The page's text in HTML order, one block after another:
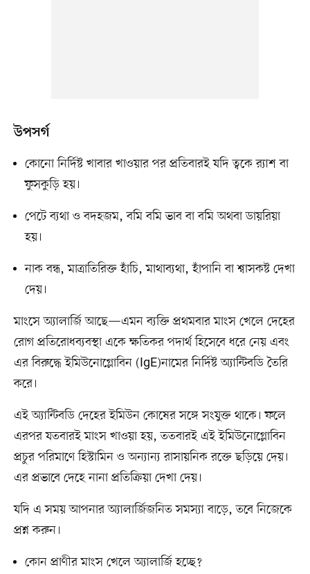
উপসর্গ
কোনো নির্দিষ্ট খাবার খাওয়ার পর প্রতিবারই যদি ত্বকে র‌্যাশ বা
ফুসকুড়ি হয়।
পেটে ব্যথা ও বদহজম, বমি বমি ভাব বা বমি অথবা ডায়রিয়া
হয়।
নাক বন্ধ, মাত্রাতিরিক্ত হাঁচি, মাথাব্যথা, হাঁপানি বা শ্বাসকষ্ট দেখা
দেয়।
মাংসে অ্যালার্জি আছে—এমন ব্যক্তি প্রথমবার মাংস খেলে দেহের
রোগ প্রতিরোধব্যবস্থা একে ক্ষতিকর পদার্থ হিসেবে ধরে নেয় এবং
এর বিরুদ্ধে ইমিউনোগ্লোবিন (IgE)নামের নির্দিষ্ট অ্যান্টিবডি তৈরি
করে।
এই অ্যান্টিবডি দেহের ইমিউন কোষের সঙ্গে সংযুক্ত থাকে। ফলে
এরপর যতবারই মাংস খাওয়া হয়, ততবারই এই ইমিউনোগ্লোবিন
প্রচুর পরিমাণে হিস্টামিন ও অন্যান্য রাসায়নিক রক্তে ছড়িয়ে দেয়।
এর প্রভাবে দেহে নানা প্রতিক্রিয়া দেখা দেয়।
যদি এ সময় আপনার অ্যালার্জিজনিত সমস্যা বাড়ে, তবে নিজেকে
প্রশ্ন করুন।
কোন প্রাণীর মাংস খেলে অ্যালার্জি হচ্ছে?